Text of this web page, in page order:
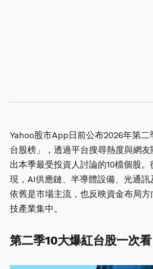
Yahoo股市App日前公布2026年第二
台股榜」，透過平台搜尋熱度與網
出本季最受投資人討論的10檔個股
現，AI供應鏈、半導體設備、光通訊
依舊是市場主流，也反映資金布局
技產業集中。
第二季10大爆紅台股一次看